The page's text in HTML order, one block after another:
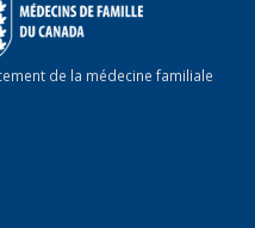
de la médecine familiale